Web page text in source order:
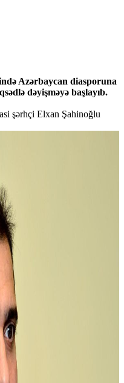
Azərbaycan diasporuna
dəyişməyə başlayıb.
şərhçi Elxan Şahinoğlu